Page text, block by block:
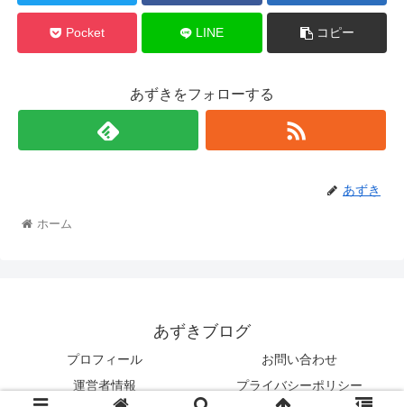
Pocket LINE コピー
あずきをフォローする
あずき
ホーム
あずきブログ
プロフィール
お問い合わせ
運営者情報
プライバシーポリシー